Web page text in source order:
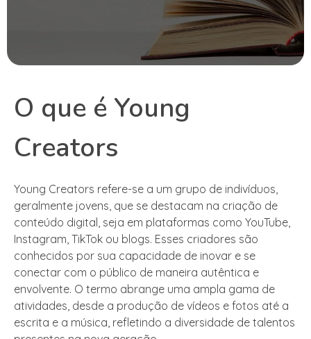
O que é Young
Creators
Young Creators refere-se a um grupo de indivíduos,
geralmente jovens, que se destacam na criação de
conteúdo digital, seja em plataformas como YouTube,
Instagram, TikTok ou blogs. Esses criadores são
conhecidos por sua capacidade de inovar e se
conectar com o público de maneira autêntica e
envolvente. O termo abrange uma ampla gama de
atividades, desde a produção de vídeos e fotos até a
escrita e a música, refletindo a diversidade de talentos